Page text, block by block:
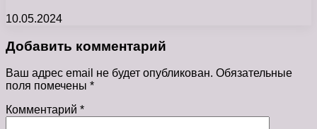
10.05.2024
Добавить комментарий
Ваш адрес email не будет опубликован. Обязательные
поля помечены *
Комментарий *